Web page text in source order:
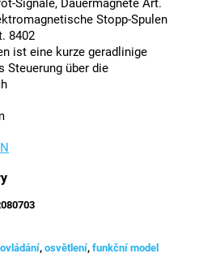
Signale, Dauermagnete Art.
Stopp-Spulen
8402
ist eine kurze geradlinige
Steuerung über die
, osvětlení, funkční model